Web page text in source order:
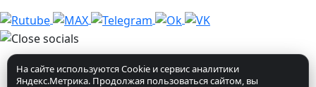
На сайте используются Cookie и сервис аналитики
Яндекс.Метрика. Продолжая пользоваться сайтом, вы